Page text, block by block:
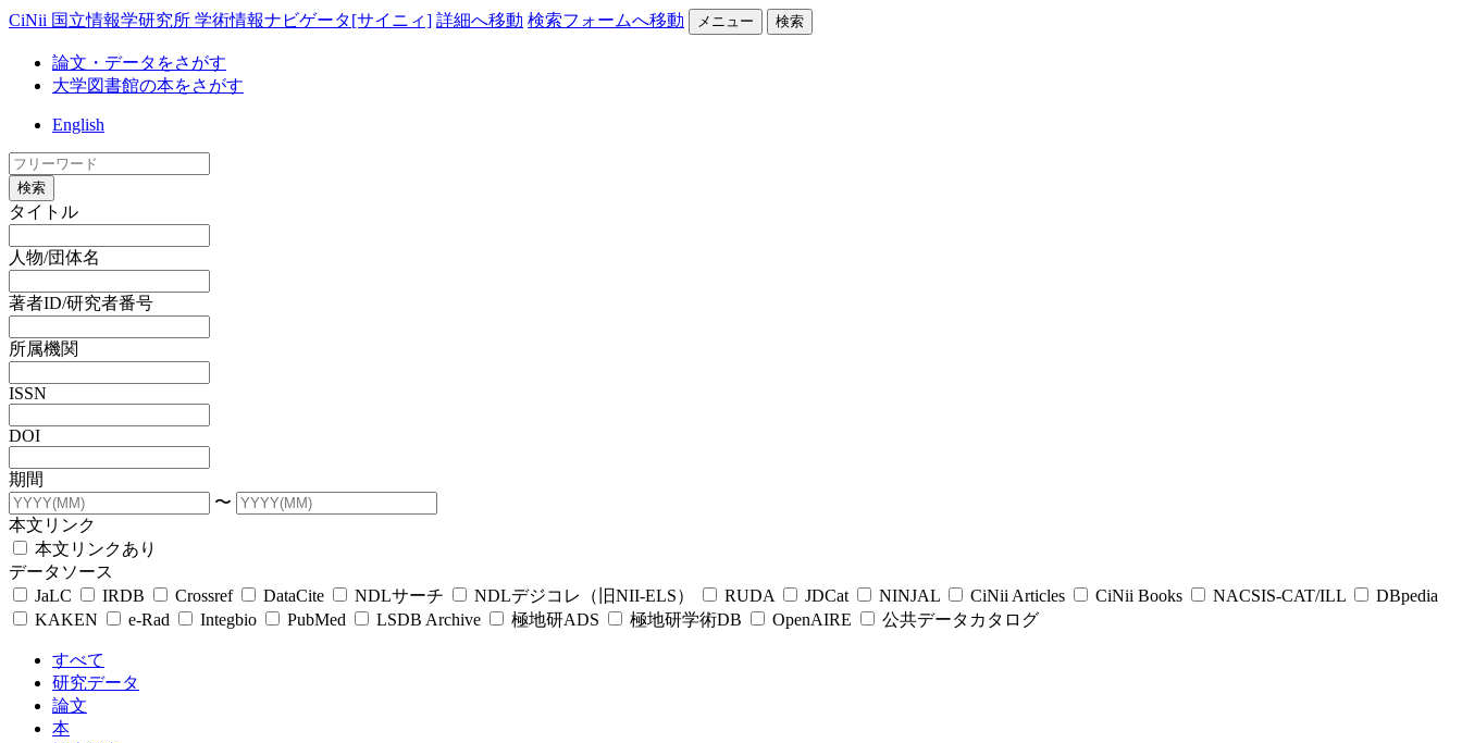
CiNii 国立情報学研究所 学術情報ナビゲータ[サイニィ] 詳細へ移動 検索フォームへ移動 メニュー 検索
論文・データをさがす
大学図書館の本をさがす
English
検索
タイトル
人物/団体名
著者ID/研究者番号
所属機関
ISSN
DOI
期間
〜
本文リンク
本文リンクあり
データソース
JaLC
IRDB Crossref DataCite NDLサーチ NDLデジコレ（旧NII-ELS） RUDA JDCat NINJAL CiNii Articles CiNii Books NACSIS-CAT/ILL
DBpedia
KAKEN
e-Rad Integbio PubMed LSDB Archive 極地研ADS 極地研学術DB OpenAIRE 公共データカタログ
すべて
研究データ
論文
本